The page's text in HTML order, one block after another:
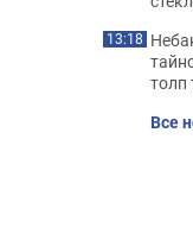
13:18
толп
Все